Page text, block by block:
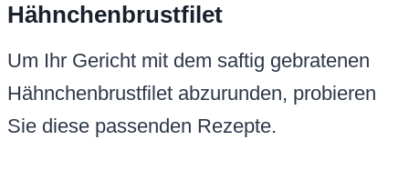
Hähnchenbrustfilet
Um Ihr Gericht mit dem saftig gebratenen
Hähnchenbrustfilet abzurunden, probieren
Sie diese passenden Rezepte.